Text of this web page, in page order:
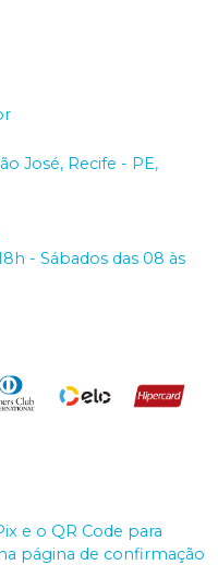
José, Recife - PE,
- Sábados das 08 às
e o QR Code para
página de confirmação